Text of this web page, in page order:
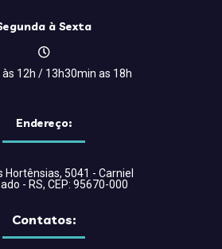
à Sexta
12h / 13h30min as 18h
Endereço:
Hortênsias, 5041 - Carniel
- RS, CEP: 95670-000
Contatos: